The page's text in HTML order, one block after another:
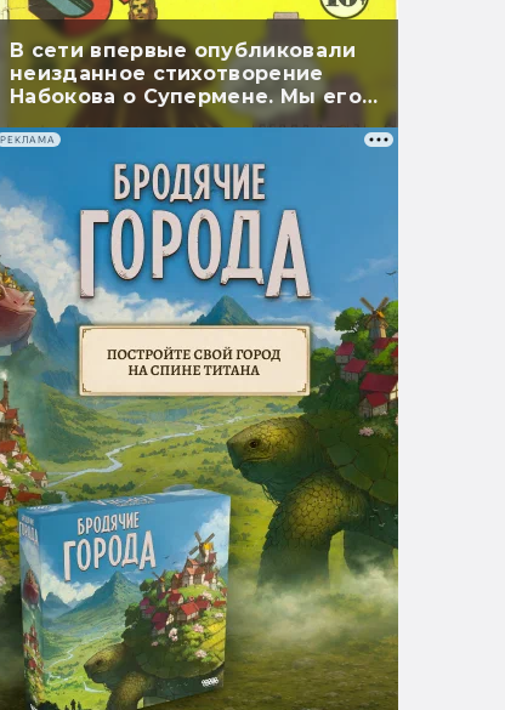
В сети впервые опубликовали
неизданное стихотворение
Набокова о Супермене. Мы его
перевели
РЕКЛАМА